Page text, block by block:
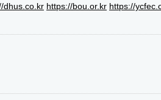
dhus.co.kr https://bou.or.kr https://